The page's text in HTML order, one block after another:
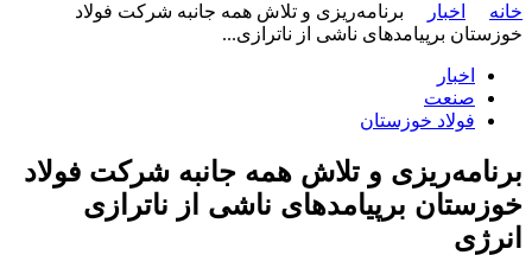
خانه اخبار
برنامه‌ریزی و تلاش همه جانبه شرکت فولاد
خوزستان برپیامدهای ناشی از ناترازی...
اخبار
صنعت
فولاد خوزستان
برنامه‌ریزی و تلاش همه جانبه شرکت فولاد
خوزستان برپیامدهای ناشی از ناترازی
انرژی